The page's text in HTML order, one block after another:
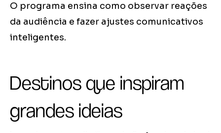
O programa ensina como observar reações
da audiência e fazer ajustes comunicativos
inteligentes.
Destinos que inspiram
grandes ideias